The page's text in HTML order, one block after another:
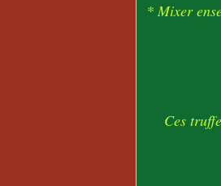
* Mixer
Ces